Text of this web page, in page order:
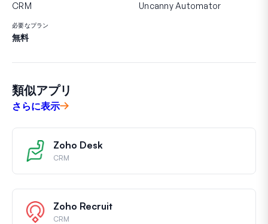
CRM Uncanny Automator
必要なプラン
無料
類似アプリ
さらに表示
Zoho Desk
CRM
Zoho Recruit
CRM